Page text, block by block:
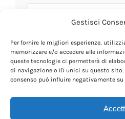
Gestisci
Per fornire le migliori esperienze,
memorizzare e/o accedere alle
queste tecnologie ci permetterà di
di navigazione o ID unici su questo
consenso può influire negativamente
Ricevi un avviso se ci sono